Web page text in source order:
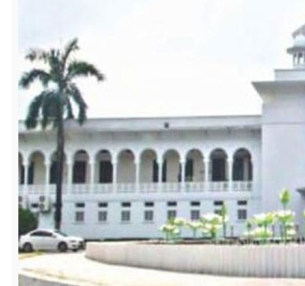
আইন-
আদালত
ক্যাম্পাস
আজকের
পত্রিকা
ক্যারিয়ার
তথ্যপ্রযুক্তি